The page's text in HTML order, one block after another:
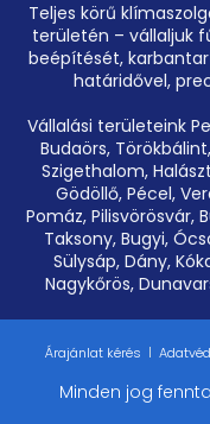
Teljes körű
területén – vállaljuk
beépítését,
határidővel,
Vállalási területeink
Budaörs,
Szigethalom,
Gödöllő, Pécel,
Pomáz, Pilisvörösvár,
Taksony, Bugyi,
Sülysáp, Dány,
Nagykőrös,
Árajánlat kérés
Minden jog